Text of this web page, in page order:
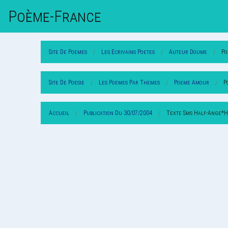
Poème-FrAnce
Site De Poemes Les Ecrivains Poetes Auteur Doume
Site De Poesie Les Poemes Par Themes Poeme Amour
Accueil Publication Du 30/07/2004 Texte Sms Half-